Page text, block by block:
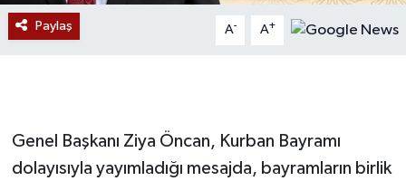
Paylaş A- A+
Genel Başkanı Ziya Öncan, Kurban Bayramı
dolayısıyla yayımladığı mesajda, bayramların birlik
Eğitim
Gökçebey